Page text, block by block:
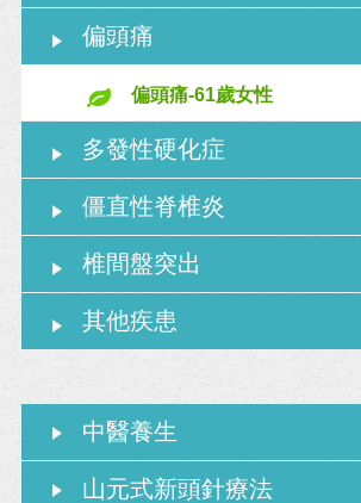
偏頭痛
偏頭痛-61歲女性
多發性硬化症
僵直性脊椎炎
椎間盤突出
其他疾患
中醫養生
山元式新頭針療法